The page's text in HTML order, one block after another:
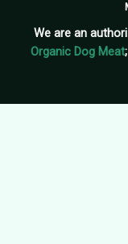
We are an
Organic Dog Meat